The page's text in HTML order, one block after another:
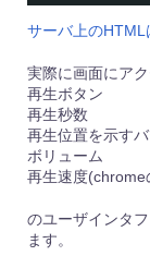
サーバ上の
実際に画面にア
再生ボタン
再生秒数
再生位置を示す
ボリューム
再生速度(chrome
のユーザインタ
ます。